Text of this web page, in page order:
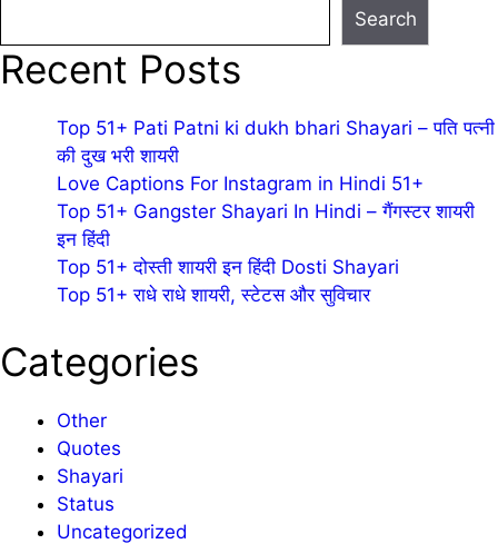
Search
Recent Posts
Top 51+ Pati Patni ki dukh bhari Shayari – पति पत्नी
की दुख भरी शायरी
Love Captions For Instagram in Hindi 51+
Top 51+ Gangster Shayari In Hindi – गैंगस्टर शायरी
इन हिंदी
Top 51+ दोस्ती शायरी इन हिंदी Dosti Shayari
Top 51+ राधे राधे शायरी, स्टेटस और सुविचार
Categories
Other
Quotes
Shayari
Status
Uncategorized